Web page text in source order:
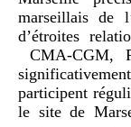
marseillais de
d’étroites
CMA-CGM,
participent
le site de